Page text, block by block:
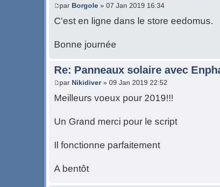
par Borgole » 07 Jan 2019 16:34
C'est en ligne dans le store eedomus.
Bonne journée
Re: Panneaux solaire avec
par Nikidiver» 09 Jan 2019 22:52
Meilleurs voeux pour 2019!!!
Un Grand merci pour le script
Il fonctionne parfaitement
A bentôt